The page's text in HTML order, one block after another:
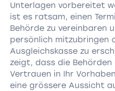
Unterlagen vorbereitet
ist es ratsam, einen
Behörde zu vereinbaren
persönlich mitzubringen
Ausgleichskasse zu
zeigt, dass die Behörden
Vertrauen in Ihr
eine grössere Aussicht